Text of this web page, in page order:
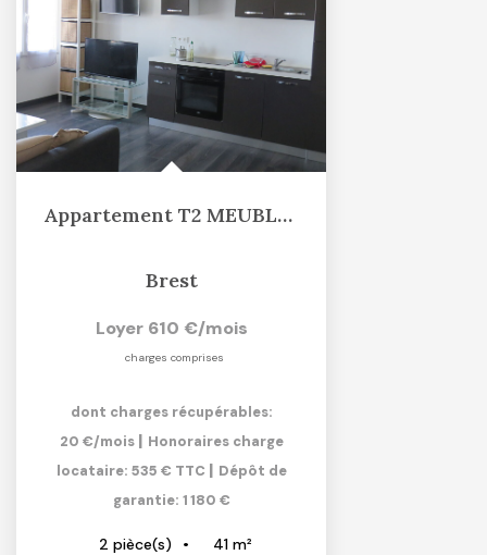
Appartement T2 MEUBLÉ, 41m², une chambre séparée, Rue...
Brest
Loyer 610 €/mois
charges comprises
dont charges récupérables:
20 €/mois | Honoraires charge
locataire: 535 € TTC | Dépôt de
garantie: 1 180 €
2 pièce(s) 41 m²